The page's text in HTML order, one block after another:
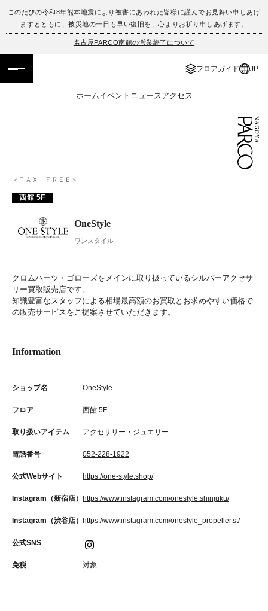
このたびの令和8年熊本地震により被害にあわれた皆様に謹んでお見舞い申しあげ
ますとともに、被災地の一日も早い復旧を、心よりお祈り申しあげます。
名古屋PARCO南館の営業終了について
フロアガイド JP
ホームイベント ニュース アクセス
フロアガイド
イベント・ポップアップ
TAX FREE
PARCOメンバーズ
ENGLISH
日本語
＜ＴＡＸ ＦＲＥＥ＞
西館 5F
OneStyle
ワンスタイル
クロムハーツ・ゴローズをメインに取り扱っているシルバーアクセサ
リー買取販売店です。
知識豊富なスタッフによる相場最高額のお買取とお求めやすい価格で
の販売サービスをご提案させていただきます。
Information
ショップ名 OneStyle
フロア 西館 5F
取り扱いアイテム アクセサリー・ジュエリー
電話番号 052-228-1922
公式Webサイト https://one-style.shop/
Instagram（新宿店） https://www.instagram.com/onestyle.shinjuku/
Instagram（渋谷店） https://www.instagram.com/onestyle_propeller.st/
公式SNS
免税 対象